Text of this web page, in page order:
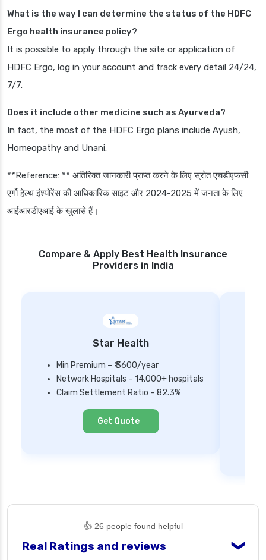
What is the way I can determine the status of the HDFC
Ergo health insurance policy?
It is possible to apply through the site or application of
HDFC Ergo, log in your account and track every detail 24/24,
7/7.
Does it include other medicine such as Ayurveda?
In fact, the most of the HDFC Ergo plans include Ayush,
Homeopathy and Unani.
**Reference: ** अतिरिक्त जानकारी प्राप्त करने के लिए स्रोत एचडीएफसी
एर्गो हेल्थ इंश्योरेंस की आधिकारिक साइट और 2024-2025 में जनता के लिए
आईआरडीएआई के खुलासे हैं।
Compare & Apply Best Health Insurance
Providers in India
Star Health
Min Premium – ₹ 3600/year
Network Hospitals – 14,000+ hospitals
Claim Settlement Ratio – 82.3%
Get Quote
👍 26 people found helpful
Real Ratings and reviews ❯